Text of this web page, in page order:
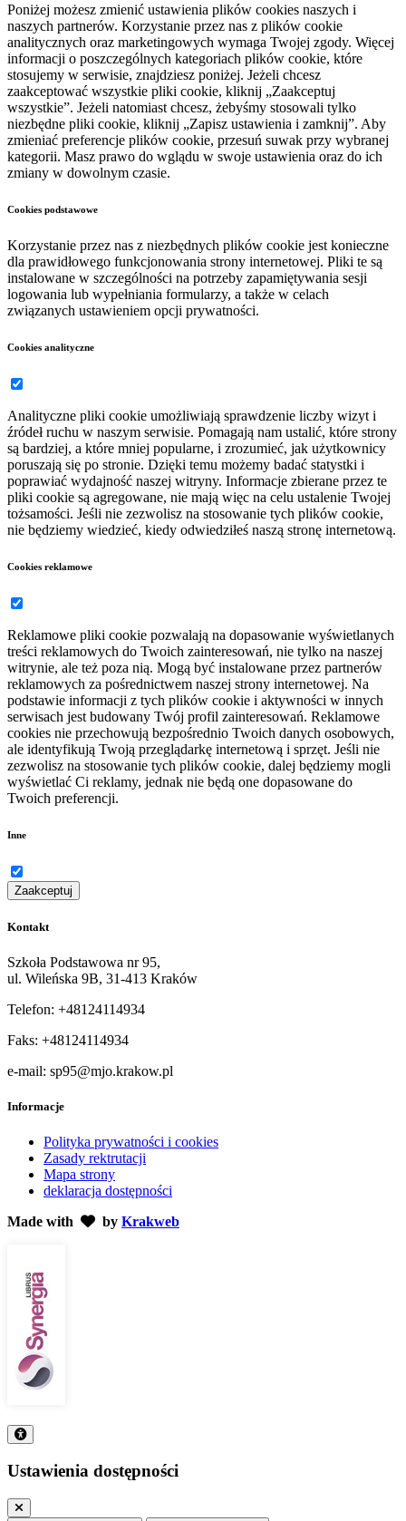
Poniżej możesz zmienić ustawienia plików cookies naszych i
naszych partnerów. Korzystanie przez nas z plików cookie
analitycznych oraz marketingowych wymaga Twojej zgody. Więcej
informacji o poszczególnych kategoriach plików cookie, które
stosujemy w serwisie, znajdziesz poniżej. Jeżeli chcesz
zaakceptować wszystkie pliki cookie, kliknij „Zaakceptuj
wszystkie”. Jeżeli natomiast chcesz, żebyśmy stosowali tylko
niezbędne pliki cookie, kliknij „Zapisz ustawienia i zamknij”. Aby
zmieniać preferencje plików cookie, przesuń suwak przy wybranej
kategorii. Masz prawo do wglądu w swoje ustawienia oraz do ich
zmiany w dowolnym czasie.
Cookies podstawowe
Korzystanie przez nas z niezbędnych plików cookie jest konieczne
dla prawidłowego funkcjonowania strony internetowej. Pliki te są
instalowane w szczególności na potrzeby zapamiętywania sesji
logowania lub wypełniania formularzy, a także w celach
związanych ustawieniem opcji prywatności.
Cookies analityczne
Analityczne pliki cookie umożliwiają sprawdzenie liczby wizyt i
źródeł ruchu w naszym serwisie. Pomagają nam ustalić, które strony
są bardziej, a które mniej popularne, i zrozumieć, jak użytkownicy
poruszają się po stronie. Dzięki temu możemy badać statystki i
poprawiać wydajność naszej witryny. Informacje zbierane przez te
pliki cookie są agregowane, nie mają więc na celu ustalenie Twojej
tożsamości. Jeśli nie zezwolisz na stosowanie tych plików cookie,
nie będziemy wiedzieć, kiedy odwiedziłeś naszą stronę internetową.
Cookies reklamowe
Reklamowe pliki cookie pozwalają na dopasowanie wyświetlanych
treści reklamowych do Twoich zainteresowań, nie tylko na naszej
witrynie, ale też poza nią. Mogą być instalowane przez partnerów
reklamowych za pośrednictwem naszej strony internetowej. Na
podstawie informacji z tych plików cookie i aktywności w innych
serwisach jest budowany Twój profil zainteresowań. Reklamowe
cookies nie przechowują bezpośrednio Twoich danych osobowych,
ale identyfikują Twoją przeglądarkę internetową i sprzęt. Jeśli nie
zezwolisz na stosowanie tych plików cookie, dalej będziemy mogli
wyświetlać Ci reklamy, jednak nie będą one dopasowane do
Twoich preferencji.
Inne
Zaakceptuj
Kontakt
Szkoła Podstawowa nr 95,
ul. Wileńska 9B, 31-413 Kraków
Telefon: +48124114934
Faks: +48124114934
e-mail: sp95@mjo.krakow.pl
Informacje
Polityka prywatności i cookies
Zasady rektrutacji
Mapa strony
deklaracja dostępności
Made with
by Krakweb
Ustawienia dostępności